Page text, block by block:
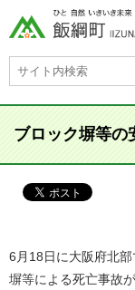
ブロック塀等の
6月18日に大阪府北
塀等による死亡事故